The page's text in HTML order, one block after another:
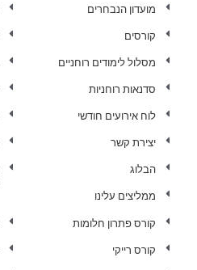
מועדון הנבחרים
קורסים
מסלול לימודים רוחניים
סדנאות רוחניות
לוח אירועים חודשי
יצירת קשר
הבלוג
ממליצים עלינו
קורס פתרון חלומות
קורס רייקי